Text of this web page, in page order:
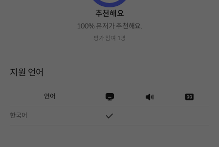
추천해요
100% 유저가 추천해요.
평가 참여 1명
지원 언어
언어
한국어